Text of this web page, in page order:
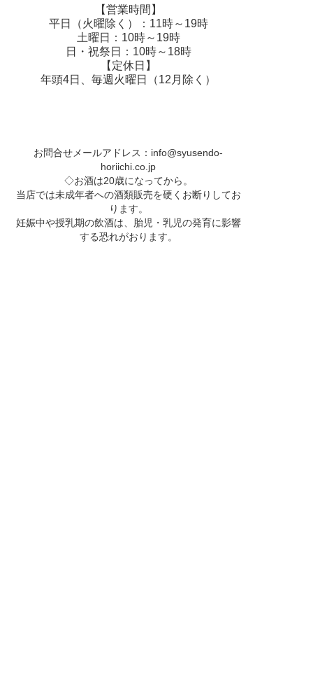
【営業時間】
平日（火曜除く）：11時～19時
土曜日：10時～19時
日・祝祭日：10時～18時
【定休日】
年頭4日、毎週火曜日（12月除く）
お問合せメールアドレス： info@syusendo-
horiichi.co.jp
◇お酒は20歳になってから。
当店では未成年者への酒類販売を硬くお断りしてお
ります。
妊娠中や授乳期の飲酒は、胎児・乳児の発育に影響
する恐れがおります。